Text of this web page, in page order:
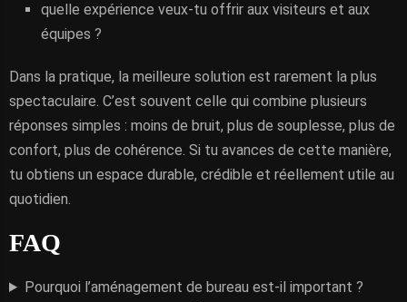
quelle expérience veux-tu offrir aux visiteurs et aux
équipes ?
Dans la pratique, la meilleure solution est rarement la plus
spectaculaire. C’est souvent celle qui combine plusieurs
réponses simples : moins de bruit, plus de souplesse, plus de
confort, plus de cohérence. Si tu avances de cette manière,
tu obtiens un espace durable, crédible et réellement utile au
quotidien.
FAQ
Pourquoi l’aménagement de bureau est-il important ?